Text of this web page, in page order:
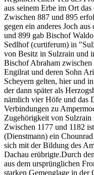
aus seinem Erbe im Ort
Zwischen 887 und 895
gegen ein anderes Joch
und 899 gab Bischof
Sedlhof (curtiferum) in
von Besitz in Sulzrain und
Bischof Abraham
Engilrat und deren Sohn
Scheyern gelten, hier und
der dann später als
nämlich vier Höfe und das
Verbindungen zu
Zugehörigkeit von
Zwischen 1177 und 1182
(Dienstmann) ein
sich mit der Bildung des
Dachau erübrigte.Durch
aus dem ursprünglichen
starken Gemenglage in der